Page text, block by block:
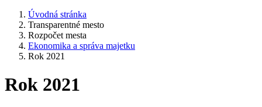
Úvodná stránka
Transparentné mesto
Rozpočet mesta
Ekonomika a správa majetku
Rok 2021
Rok 2021